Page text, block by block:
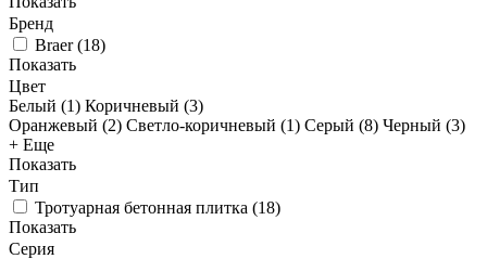
Бренд
Braer(18)
Показать
Цвет
Белый (1) Коричневый (3)
Оранжевый (2) Светло-коричневый (1) Серый (8) Черный (3)
+ Еще
Показать
Тип
Тротуарная бетонная плитка (18)
Показать
Серия